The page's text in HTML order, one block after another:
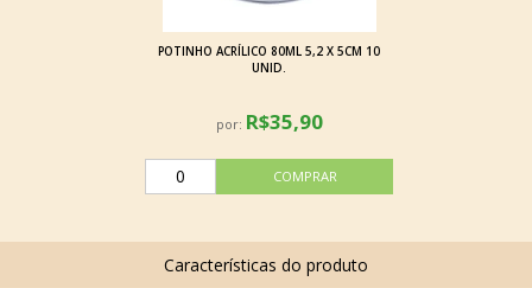
POTINHO ACRÍLICO 80ML 5,2 X 5CM 10
UNID.
por: R$35,90